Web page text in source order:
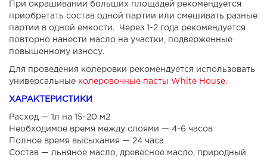
При окрашивании больших площадей рекомендуется
приобретать состав одной партии или смешивать разные
партии в одной емкости. Через 1-2 года рекомендуется
повторно нанести масло на участки, подверженные
повышенному износу.
Для проведения колеровки рекомендуется использовать
универсальные колеровочные пасты White House.
ХАРАКТЕРИСТИКИ
Расход — 1л на 15-20 м2
Необходимое время между слоями — 4-6 часов
Полное время высыхания — 24 часа
Состав — льняное масло, древесное масло, природный